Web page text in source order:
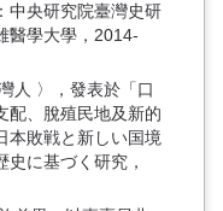
中央研究院臺灣史研
醫學大學，2014-
人 〉，發表於「口
、脫殖民地及新的
本敗戦と新しい国境
に基づく研究，